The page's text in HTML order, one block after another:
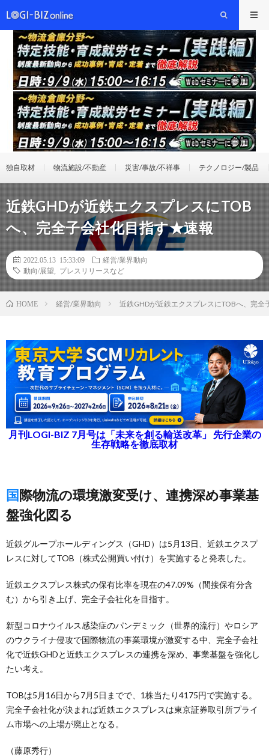
独自取材 物流施設/不動産 災害/事故/不祥事 テクノロジー/製品
近鉄GHDが近鉄エクスプレスにTOB
へ、完全子会社化目指す★速報
2022.05.13 15:33:09
経営/業界動向
動向/展望
プレスリリースなど
HOME 経営/業界動向 近鉄GHDが近鉄エクスプレスにTOBへ、完
月刊LOGI-BIZ 7月号は「未来を創る輸送改革」 先行企業の
生存戦略を徹底取材
国際物流の環境激変受け、連携深め事業基
盤強化図る
近鉄グループホールディングス（GHD）は5月13日、近鉄エクスプ
レスに対してTOB（株式公開買い付け）を実施すると発表した。
近鉄エクスプレス株式の保有比率を現在の47.09%（間接保有分含
む）から引き上げ、完全子会社化を目指す。
新型コロナウイルス感染症のパンデミック（世界的流行）やロシア
のウクライナ侵攻で国際物流の事業環境が激変する中、完全子会社
化で近鉄GHDと近鉄エクスプレスの連携を深め、事業基盤を強化し
たい考え。
TOBは5月16日から7月5日までで、1株当たり4175円で実施する。
完全子会社化が決まれば近鉄エクスプレスは東京証券取引所プライ
ム市場への上場が廃止となる。
（藤原秀行）